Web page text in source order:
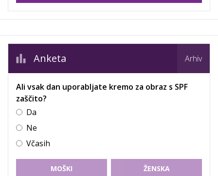
Anketa Arhiv
Ali vsak dan uporabljate kremo za obraz s SPF
zaščito?
Da
Ne
Včasih
MOŠKI ŽENSKA